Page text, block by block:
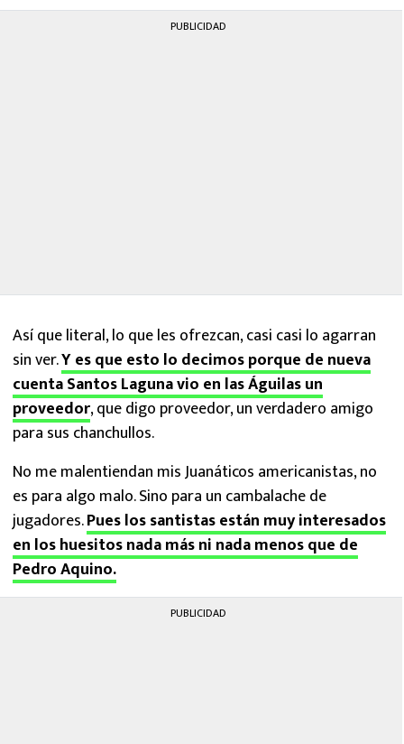
PUBLICIDAD
Así que literal, lo que les ofrezcan, casi casi lo agarran
sin ver.Y es que esto lo decimos porque de nueva
cuenta Santos Laguna vio en las Águilas un
proveedor, que digo proveedor, un verdadero amigo
para sus chanchullos.
No me malentiendan mis Juanáticos americanistas, no
es para algo malo. Sino para un cambalache de
jugadores.Pues los santistas están muy interesados
en los huesitos nada más ni nada menos que de
Pedro Aquino.
PUBLICIDAD